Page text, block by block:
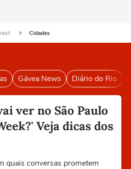
Cidades
Gávea News Diário do Rio
ver no São Paulo
Veja dicas dos
quais conversas prometem